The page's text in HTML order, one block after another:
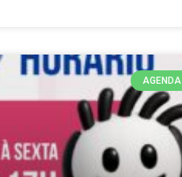
AGENDA